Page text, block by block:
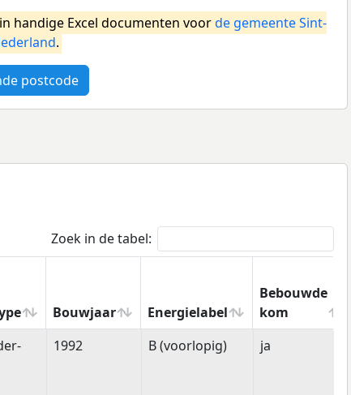
handige Excel documenten voorde gemeente Sint-
.
postcode
Zoek in de tabel:
Bouwjaar Energielabel
Bebouwde
kom
Bouwjaar Energielabel
Bebouwde
kom
1992 B (voorlopig) ja